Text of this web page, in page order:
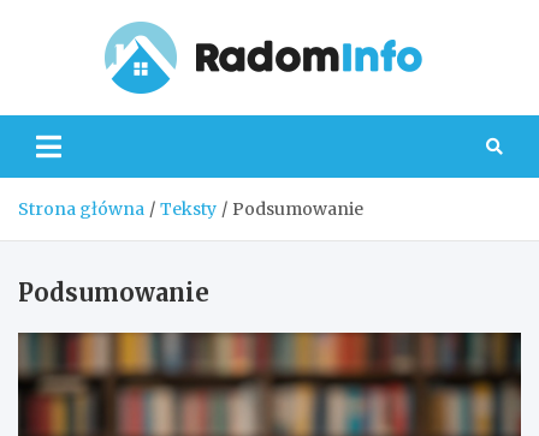
Strona główna Teksty Podsumowanie
Podsumowanie